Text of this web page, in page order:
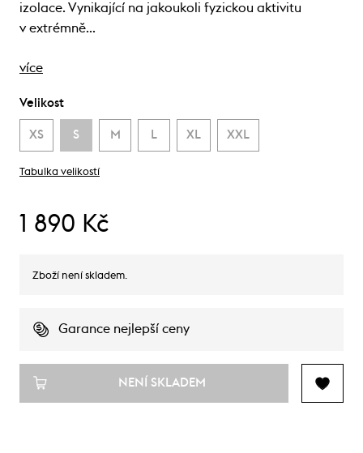
izolace. Vynikající na jakoukoli fyzickou aktivitu
v extrémně…
více
Velikost
XS S M L XL XXL
Tabulka velikostí
1 890 Kč
Zboží není skladem.
Garance nejlepší ceny
NENÍ SKLADEM